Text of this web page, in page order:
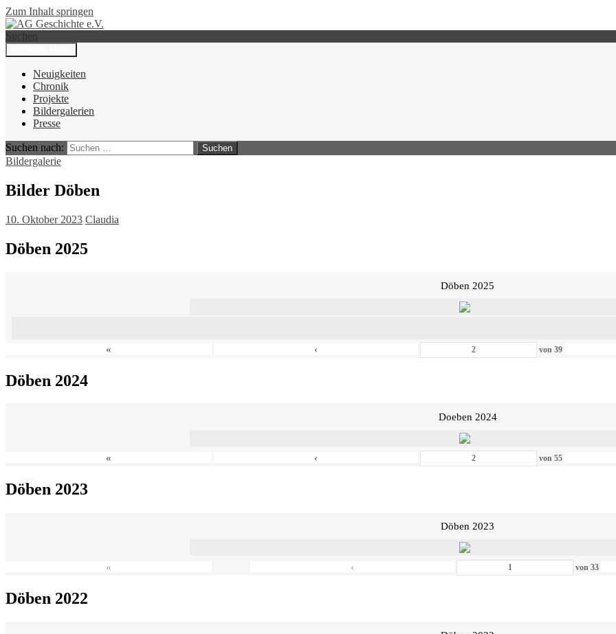
Zum Inhalt springen
AG Geschichte e.V.
Suchen
Neuigkeiten
Chronik
Projekte
Bildergalerien
Presse
Suchen nach:
Bildergalerie
Bilder Döben
10. Oktober 2023 Claudia
Döben 2025
Döben 2025
« ‹ von39
Döben 2024
Doeben 2024
« ‹ von55
Döben 2023
Döben 2023
« ‹ von33
Döben 2022